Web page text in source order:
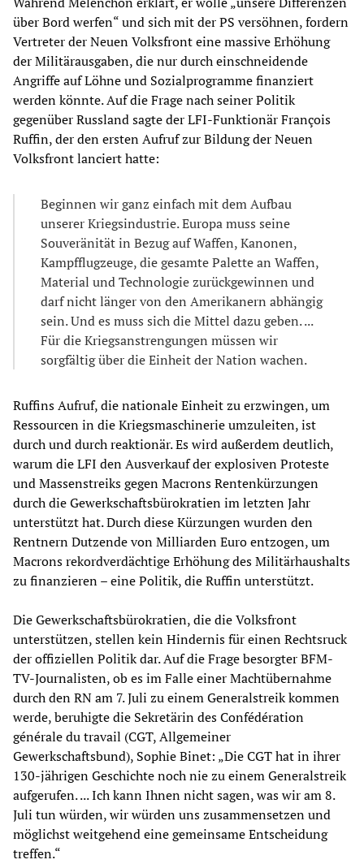
über Bord werfen“ und sich mit der PS versöhnen, fordern
Vertreter der Neuen Volksfront eine massive Erhöhung
der Militärausgaben, die nur durch einschneidende
Angriffe auf Löhne und Sozialprogramme finanziert
werden könnte. Auf die Frage nach seiner Politik
gegenüber Russland sagte der LFI-Funktionär François
Ruffin, der den ersten Aufruf zur Bildung der Neuen
Volksfront lanciert hatte:
Beginnen wir ganz einfach mit dem Aufbau
unserer Kriegsindustrie. Europa muss seine
Souveränität in Bezug auf Waffen, Kanonen,
Kampfflugzeuge, die gesamte Palette an Waffen,
Material und Technologie zurückgewinnen und
darf nicht länger von den Amerikanern abhängig
sein. Und es muss sich die Mittel dazu geben. ...
Für die Kriegsanstrengungen müssen wir
sorgfältig über die Einheit der Nation wachen.
Ruffins Aufruf, die nationale Einheit zu erzwingen, um
Ressourcen in die Kriegsmaschinerie umzuleiten, ist
durch und durch reaktionär. Es wird außerdem deutlich,
warum die LFI den Ausverkauf der explosiven Proteste
und Massenstreiks gegen Macrons Rentenkürzungen
durch die Gewerkschaftsbürokratien im letzten Jahr
unterstützt hat. Durch diese Kürzungen wurden den
Rentnern Dutzende von Milliarden Euro entzogen, um
Macrons rekordverdächtige Erhöhung des Militärhaushalts
zu finanzieren – eine Politik, die Ruffin unterstützt.
Die Gewerkschaftsbürokratien, die die Volksfront
unterstützen, stellen kein Hindernis für einen Rechtsruck
der offiziellen Politik dar. Auf die Frage besorgter BFM-
TV-Journalisten, ob es im Falle einer Machtübernahme
durch den RN am 7. Juli zu einem Generalstreik kommen
werde, beruhigte die Sekretärin des Confédération
générale du travail (CGT, Allgemeiner
Gewerkschaftsbund), Sophie Binet: „Die CGT hat in ihrer
130-jährigen Geschichte noch nie zu einem Generalstreik
aufgerufen. ... Ich kann Ihnen nicht sagen, was wir am 8.
Juli tun würden, wir würden uns zusammensetzen und
möglichst weitgehend eine gemeinsame Entscheidung
treffen.“